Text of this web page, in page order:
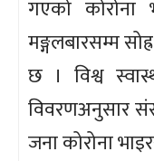
गएको
मङ्गलबारसम्म
छ । विश्व
विवरणअनुसार
जना कोरोना